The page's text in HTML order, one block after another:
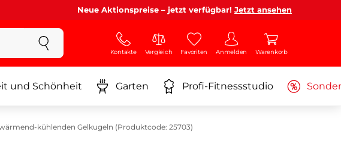
Neue Aktionspreise – jetzt verfügbar! Jetzt ansehen
Kontakte Vergleich Favoriten Anmelden Warenkorb
und Schönheit Garten Profi-Fitnessstudio
kühlenden Gelkugeln (Produktcode: 25703)